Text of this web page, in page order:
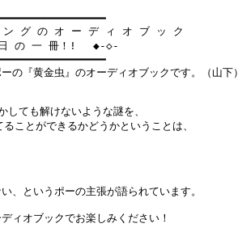
グ の オ ー デ ィ オ ブ ッ ク
の 一 冊！! 　◆-◇-
ーの『黄金虫』のオーディオブックです。（山下
しても解けないような謎を、
ことができるかどうかということは、
、というポーの主張が語られています。
ィオブックでお楽しみください！